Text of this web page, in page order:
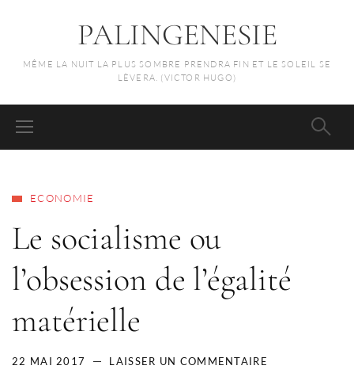
PALINGENESIE
MÊME LA NUIT LA PLUS SOMBRE PRENDRA FIN ET LE SOLEIL SE
LÈVERA. (VICTOR HUGO)
ECONOMIE
Le socialisme ou
l’obsession de l’égalité
matérielle
22 MAI 2017 LAISSER UN COMMENTAIRE